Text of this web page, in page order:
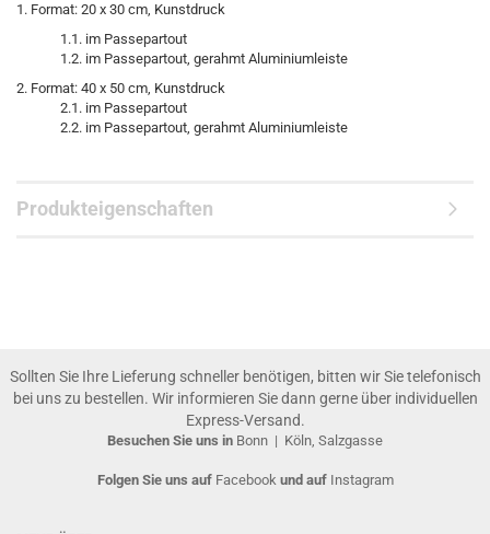
1. Format: 20 x 30 cm, Kunstdruck
1.1. im Passepartout
1.2. im Passepartout, gerahmt Aluminiumleiste
2. Format: 40 x 50 cm, Kunstdruck
2.1. im Passepartout
2.2. im Passepartout, gerahmt Aluminiumleiste
Produkteigenschaften
Sollten Sie Ihre Lieferung schneller benötigen, bitten wir Sie telefonisch
bei uns zu bestellen. Wir informieren Sie dann gerne über individuellen
Express-Versand.
Besuchen Sie uns in Bonn | Köln, Salzgasse
Folgen Sie uns auf Facebook und auf Instagram